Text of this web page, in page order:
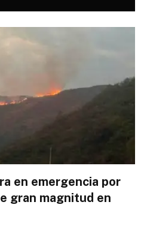
en emergencia por
gran magnitud en